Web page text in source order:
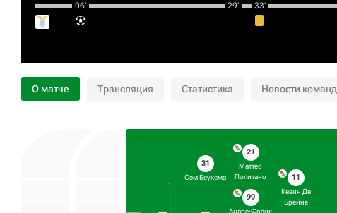
06‎’‎ 29‎’‎ 33‎’‎
О матче Трансляция Статистика Новости команд
31
Сэм Беукема
21
Маттео
Политано
99
Андре-Франк
11
Кевин Де
Брёйне